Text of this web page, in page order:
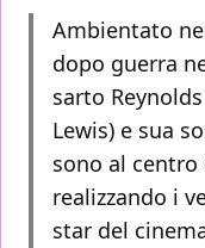
Ambientato
dopo guerra
sarto
Lewis) e sua
sono al
realizzando i
star del